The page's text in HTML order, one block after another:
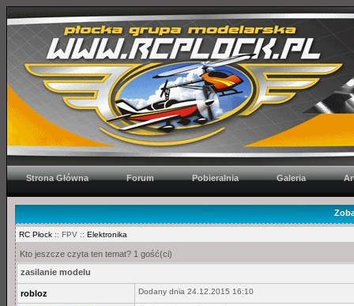
Strona Główna Forum Pobieralnia Galeria
RC Płock :: FPV :: Elektronika
Kto jeszcze czyta ten temat? 1 gość(ci)
zasilanie modelu
robloz Dodany dnia 24.12.2015 16:10